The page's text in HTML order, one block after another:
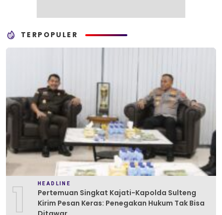
TERPOPULER
1 HEADLINE
Pertemuan Singkat Kajati-Kapolda Sulteng
Kirim Pesan Keras: Penegakan Hukum Tak Bisa